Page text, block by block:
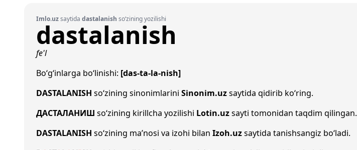
Imlo.uzsaytida dastalanish so‘zining yozilishi
dastalanish
fe'l
Bo‘g‘inlarga bo‘linishi: [das-ta-la-nish]
DASTALANISH so‘zining sinonimlarini Sinonim.uzsaytida qidirib ko‘ring.
ДАСТАЛАНИШ so‘zining kirillcha yozilishi Lotin.uzsayti tomonidan taqdim qilingan.
DASTALANISH so‘zining ma’nosi va izohi bilan Izoh.uzsaytida tanishsangiz bo‘ladi.